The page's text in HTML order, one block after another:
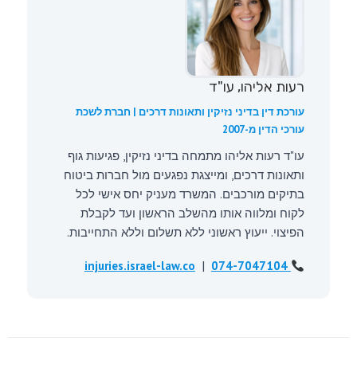
רעות אליהו, עו"ד
עורכת דין בדיני נזיקין ותאונות דרכים | חברת לשכת
עורכי הדין מ-2007
עו"ד רעות אליהו מתמחה בדיני נזיקין, פגיעות גוף
ותאונות דרכים, ומייצגת נפגעים מול חברות ביטוח
בתיקים מורכבים. המשרד מעניק יחס אישי לכל
לקוח ומלווה אותו מהשלב הראשון ועד לקבלת
הפיצוי. ייעוץ ראשוני ללא תשלום וללא התחייבות.
074-7047104
|
injuries.israel-law.co